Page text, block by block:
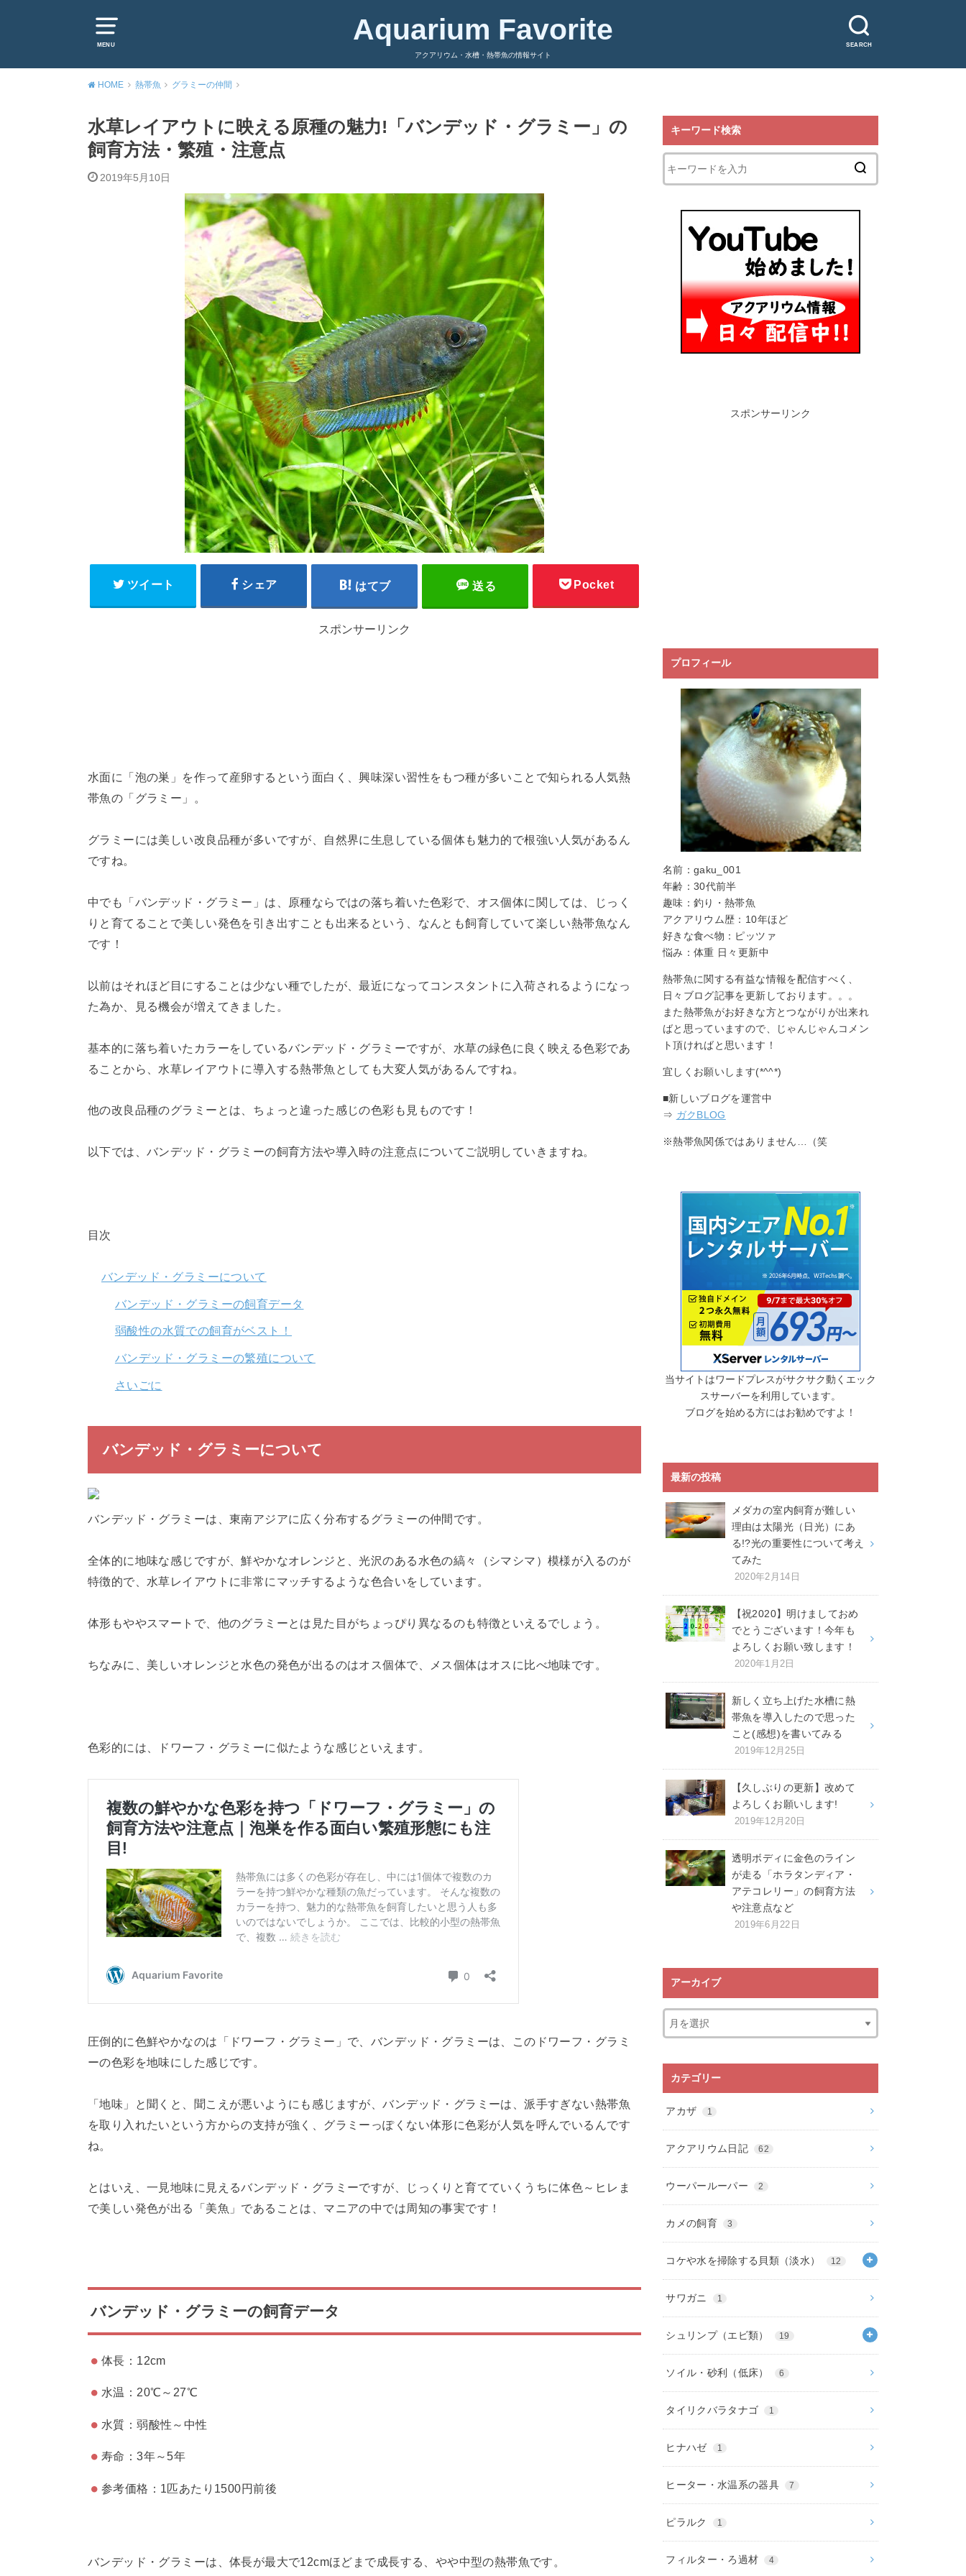
MENU SEARCH
Aquarium Favorite
アクアリウム・水槽・熱帯魚の情報サイト
HOME 熱帯魚 グラミーの仲間
水草レイアウトに映える原種の魅力!「バンデッド・グラミー」の
飼育方法・繁殖・注意点
2019年5月10日
ツイート シェア はてブ 送る Pocket
スポンサーリンク
水面に「泡の巣」を作って産卵するという面白く、興味深い習性をもつ種が多いことで知られる人気熱
帯魚の「グラミー」。
グラミーには美しい改良品種が多いですが、自然界に生息している個体も魅力的で根強い人気があるん
ですね。
中でも「バンデッド・グラミー」は、原種ならではの落ち着いた色彩で、オス個体に関しては、じっく
りと育てることで美しい発色を引き出すことも出来るという、なんとも飼育していて楽しい熱帯魚なん
です！
以前はそれほど目にすることは少ない種でしたが、最近になってコンスタントに入荷されるようになっ
た為か、見る機会が増えてきました。
基本的に落ち着いたカラーをしているバンデッド・グラミーですが、水草の緑色に良く映える色彩であ
ることから、水草レイアウトに導入する熱帯魚としても大変人気があるんですね。
他の改良品種のグラミーとは、ちょっと違った感じの色彩も見ものです！
以下では、バンデッド・グラミーの飼育方法や導入時の注意点についてご説明していきますね。
目次
バンデッド・グラミーについて
バンデッド・グラミーの飼育データ
弱酸性の水質での飼育がベスト！
バンデッド・グラミーの繁殖について
さいごに
バンデッド・グラミーについて
バンデッド・グラミーは、東南アジアに広く分布するグラミーの仲間です。
全体的に地味な感じですが、鮮やかなオレンジと、光沢のある水色の縞々（シマシマ）模様が入るのが
特徴的で、水草レイアウトに非常にマッチするような色合いをしています。
体形もややスマートで、他のグラミーとは見た目がちょっぴり異なるのも特徴といえるでしょう。
ちなみに、美しいオレンジと水色の発色が出るのはオス個体で、メス個体はオスに比べ地味です。
色彩的には、ドワーフ・グラミーに似たような感じといえます。
圧倒的に色鮮やかなのは「ドワーフ・グラミー」で、バンデッド・グラミーは、このドワーフ・グラミ
ーの色彩を地味にした感じです。
「地味」と聞くと、聞こえが悪いようにも感じますが、バンデッド・グラミーは、派手すぎない熱帯魚
を取り入れたいという方からの支持が強く、グラミーっぽくない体形に色彩が人気を呼んでいるんです
ね。
とはいえ、一見地味に見えるバンデッド・グラミーですが、じっくりと育てていくうちに体色～ヒレま
で美しい発色が出る「美魚」であることは、マニアの中では周知の事実です！
バンデッド・グラミーの飼育データ
体長：12cm
水温：20℃～27℃
水質：弱酸性～中性
寿命：3年～5年
参考価格：1匹あたり1500円前後
バンデッド・グラミーは、体長が最大で12cmほどまで成長する、やや中型の熱帯魚です。
キーワード検索
スポンサーリンク
プロフィール
名前：gaku_001
年齢：30代前半
趣味：釣り・熱帯魚
アクアリウム歴：10年ほど
好きな食べ物：ピッツァ
悩み：体重 日々更新中
熱帯魚に関する有益な情報を配信すべく、
日々ブログ記事を更新しております。。。
また熱帯魚がお好きな方とつながりが出来れ
ばと思っていますので、じゃんじゃんコメン
ト頂ければと思います！
宜しくお願いします(*^^*)
■新しいブログを運営中
⇒ ガクBLOG
※熱帯魚関係ではありません…（笑
当サイトはワードプレスがサクサク動くエック
スサーバーを利用しています。
ブログを始める方にはお勧めですよ！
最新の投稿
メダカの室内飼育が難しい
理由は太陽光（日光）にあ
る!?光の重要性について考え
てみた
2020年2月14日
【祝2020】明けましておめ
でとうございます！今年も
よろしくお願い致します！
2020年1月2日
新しく立ち上げた水槽に熱
帯魚を導入したので思った
こと(感想)を書いてみる
2019年12月25日
【久しぶりの更新】改めて
よろしくお願いします!
2019年12月20日
透明ボディに金色のライン
が走る「ホラタンディア・
アテコレリー」の飼育方法
や注意点など
2019年6月22日
アーカイブ
カテゴリー
アカザ 1
アクアリウム日記 62
ウーパールーパー 2
カメの飼育 3
コケや水を掃除する貝類（淡水） 12
サワガニ 1
シュリンプ（エビ類） 19
ソイル・砂利（低床） 6
タイリクバラタナゴ 1
ヒナハゼ 1
ヒーター・水温系の器具 7
ピラルク 1
フィルター・ろ過材 4